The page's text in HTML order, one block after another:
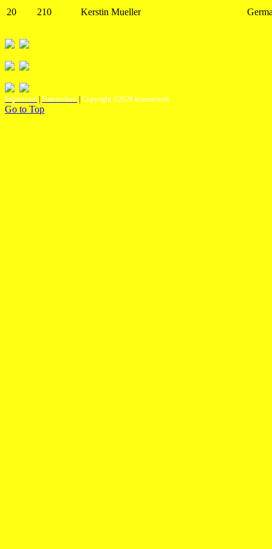
20 210 Kerstin Mueller
Impressum Datenschutz Copyright ©2026 kraemersoft
Go to Top